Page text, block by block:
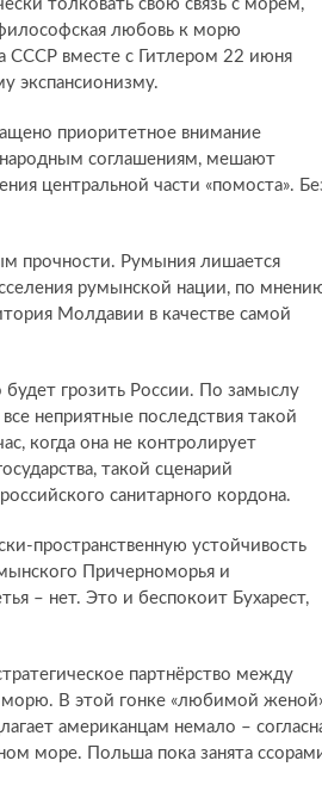
толковать свою связь с морем,
философская любовь к морю
СССР вместе с Гитлером 22 июня
экспансионизму.
приоритетное внимание
соглашениям, мешают
центральной части «помоста».
прочности. Румыния лишается
румынской нации, по
Молдавии в качестве самой
грозить России. По замыслу
неприятные последствия такой
когда она не контролирует
такой сценарий
санитарного кордона.
пространственную устойчивость
Причерноморья и
– нет. Это и беспокоит Бухарест,
партнёрство между
В этой гонке «любимой
американцам немало –
море. Польша пока занята